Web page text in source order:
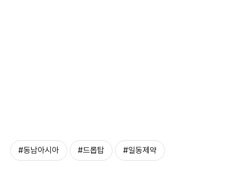
#동남아시아 #드롭탑 #일동제약